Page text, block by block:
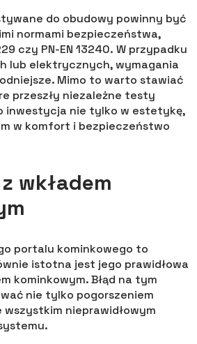
do obudowy powinny być
normami bezpieczeństwa,
czy PN-EN 13240. W przypadku
lub elektrycznych, wymagania
Mimo to warto stawiać
przeszły niezależne testy
inwestycja nie tylko w estetykę,
w komfort i bezpieczeństwo
wkładem
portalu kominkowego to
istotna jest jego prawidłowa
kominkowym. Błąd na tym
nie tylko pogorszeniem
nieprawidłowym